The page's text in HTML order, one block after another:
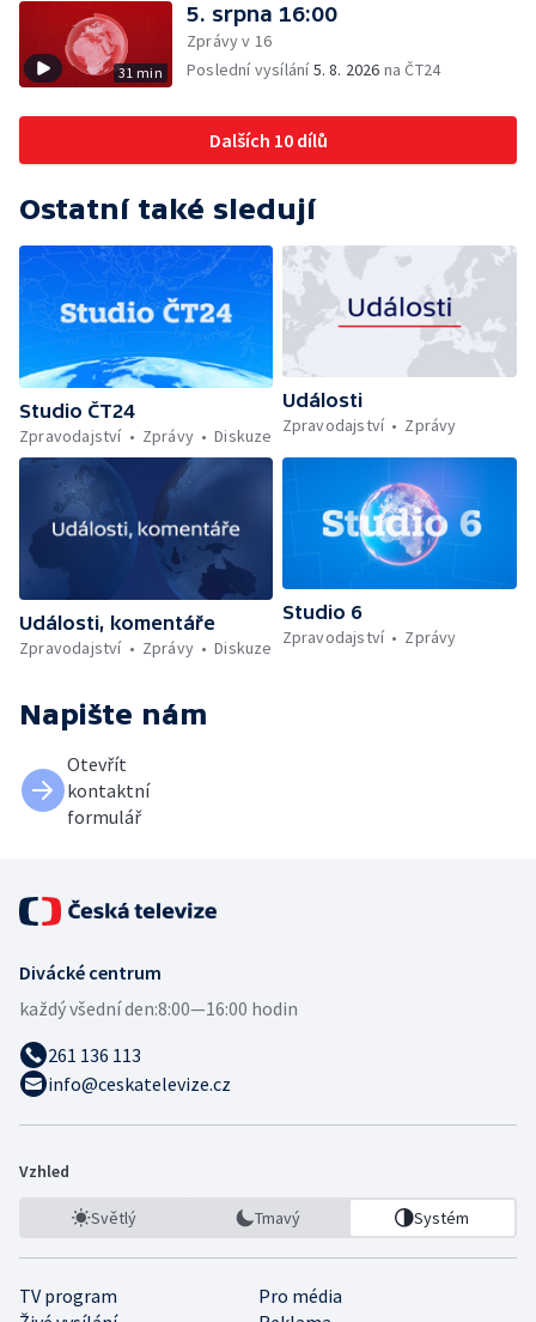
31 min
5. srpna 16:00
Zprávy v 16
Poslední vysílání5. 8. 2026 na ČT24
Dalších 10 dílů
Ostatní také sledují
Studio ČT24
Zpravodajství
Zprávy Diskuze
Události
Zpravodajství
Zprávy
Události, komentáře
Zpravodajství
Zprávy Diskuze
Studio 6
Zpravodajství
Zprávy
Napište nám
Otevřít
kontaktní
formulář
Divácké centrum
každý všední den:8:00—16:00 hodin
261 136 113
info@ceskatelevize.cz
Vzhled
Světlý Tmavý Systém
TV program
Pro média